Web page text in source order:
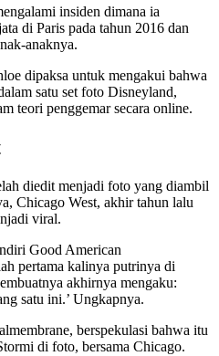
insiden dimana ia
di Paris pada tahun 2016 dan
anaknya.
dipaksa untuk mengakui bahwa
satu set foto Disneyland,
teori penggemar secara online.
diedit menjadi foto yang diambil
Chicago West, akhir tahun lalu
viral.
Good American
pertama kalinya putrinya di
akhirnya mengaku:
satu ini.’ Ungkapnya.
berspekulasi bahwa itu
di foto, bersama Chicago.